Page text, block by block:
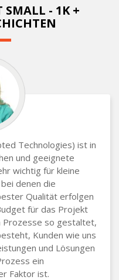
SMALL - 1K +
Technologies) ist in
und geeignete
wichtig für kleine
denen die
Qualität erfolgen
für das Projekt
Prozesse so gestaltet,
Kunden wie uns
und Lösungen
ein
Faktor ist.